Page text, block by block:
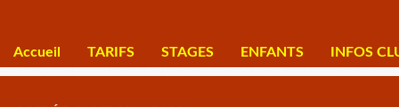
Accueil TARIFS STAGES ENFANTS INFOS